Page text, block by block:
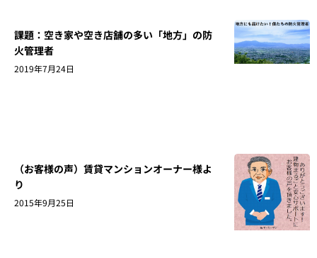
課題：空き家や空き店舗の多い「地方」の防
火管理者
2019年7月24日
（お客様の声）賃貸マンションオーナー様よ
り
2015年9月25日